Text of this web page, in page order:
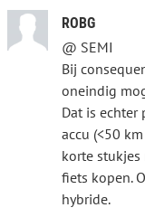
ROBG
@ SEMI
Bij
oneindig
Dat is echter
accu (<50
korte stukjes
fiets kopen.
hybride.